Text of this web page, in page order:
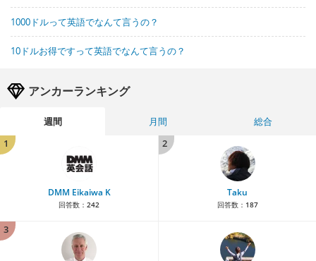
1000ドルって英語でなんて言うの？
10ドルお得ですって英語でなんて言うの？
アンカーランキング
週間 月間
総合
1
DMM Eikaiwa K
回答数： 242
2
Taku
回答数： 187
3